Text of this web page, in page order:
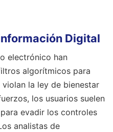
Digital
electrónico han
algorítmicos para
la ley de bienestar
los usuarios suelen
evadir los controles
analistas de